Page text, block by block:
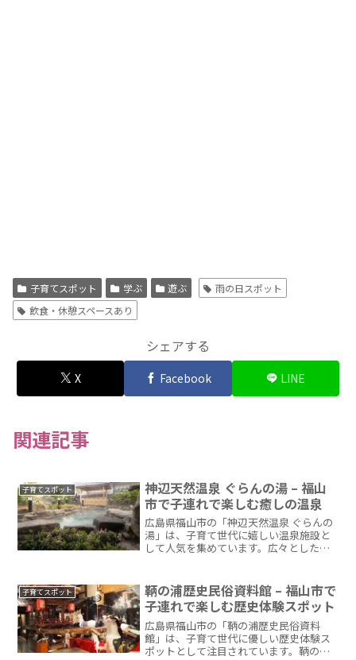
子育てスポット 学ぶ 遊ぶ
雨の日スポット
飲食・休憩スペースあり
シェアする
X Facebook LINE
関連記事
子育てスポット
神辺天然温泉 ぐらんの湯 – 福山
市で子連れで楽しむ癒しの温泉
広島県福山市の「神辺天然温泉 ぐらんの
湯」は、子育て世代に嬉しい温泉施設と
して人気を集めています。広々としたお
心地よさと、家族で楽しめる工夫が話題
で、週末のお出かけにぴ...
子育てスポット
鞆の浦歴史民俗資料館 – 福山市で
子連れで楽しむ歴史体験スポット
広島県福山市の「鞆の浦歴史民俗資料
館」は、子育て世代に優しい歴史体験ス
ポットとして注目されています。鞆の浦